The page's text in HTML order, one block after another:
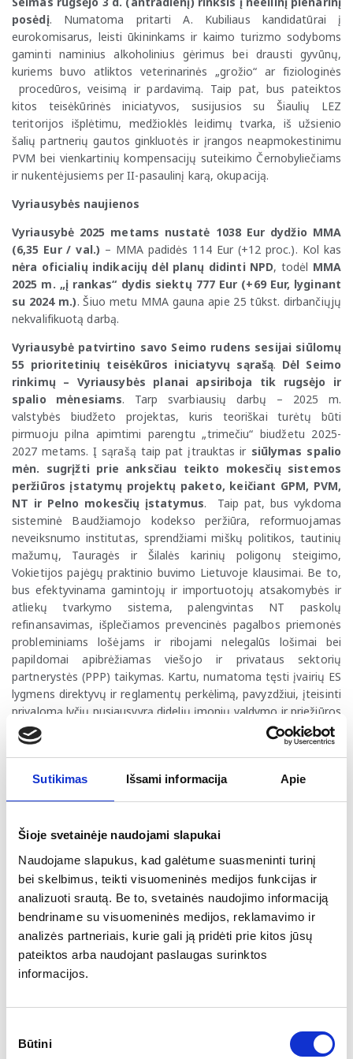
Sutikimas Išsami informacija Apie
Šioje svetainėje naudojami slapukai
Naudojame slapukus, kad galėtume suasmeninti turinį
bei skelbimus, teikti visuomeninės medijos funkcijas ir
analizuoti srautą. Be to, svetainės naudojimo informaciją
bendriname su visuomeninės medijos, reklamavimo ir
analizės partneriais, kurie gali ją pridėti prie kitos jūsų
pateiktos arba naudojant paslaugas surinktos
informacijos.
pasirinkimas
Būtini
posėdį. Numatoma pritarti A. Kubiliaus kandidatūrai į
eurokomisarus, leisti ūkininkams ir kaimo turizmo sodyboms
gaminti naminius alkoholinius gėrimus bei drausti gyvūnų,
kuriems buvo atliktos veterinarinės „grožio“ ar fiziologinės
procedūros, veisimą ir pardavimą. Taip pat, bus pateiktos
kitos teisėkūrinės iniciatyvos, susijusios su Šiaulių LEZ
teritorijos išplėtimu, medžioklės leidimų tvarka, iš užsienio
šalių partnerių gautos ginkluotės ir įrangos neapmokestinimu
PVM bei vienkartinių kompensacijų suteikimo Černobyliečiams
ir nukentėjusiems per II-pasaulinį karą, okupaciją.
Vyriausybės naujienos
Vyriausybė 2025 metams nustatė 1038 Eur dydžio MMA
(6,35 Eur / val.) – MMA padidės 114 Eur (+12 proc.). Kol kas
nėra oficialių indikacijų dėl planų didinti NPD, todėl MMA
2025 m. „į rankas“ dydis siektų 777 Eur (+69 Eur, lyginant
su 2024 m.). Šiuo metu MMA gauna apie 25 tūkst. dirbančiųjų
nekvalifikuotą darbą.
Vyriausybė patvirtino savo Seimo rudens sesijai siūlomų
55 prioritetinių teisėkūros iniciatyvų sąrašą. Dėl Seimo
rinkimų – Vyriausybės planai apsiriboja tik rugsėjo ir
spalio mėnesiams. Tarp svarbiausių darbų – 2025 m.
valstybės biudžeto projektas, kuris teoriškai turėtų būti
pirmuoju pilna apimtimi parengtu „trimečiu“ biudžetu 2025-
2027 metams. Į sąrašą taip pat įtrauktas ir siūlymas spalio
mėn. sugrįžti prie anksčiau teikto mokesčių sistemos
peržiūros įstatymų projektų paketo, keičiant GPM, PVM,
NT ir Pelno mokesčių įstatymus. Taip pat, bus vykdoma
sisteminė Baudžiamojo kodekso peržiūra, reformuojamas
neveiksnumo institutas, sprendžiami miškų politikos, tautinių
mažumų, Tauragės ir Šilalės karinių poligonų steigimo,
Vokietijos pajėgų praktinio buvimo Lietuvoje klausimai. Be to,
bus efektyvinama gamintojų ir importuotojų atsakomybės ir
atliekų tvarkymo sistema, palengvintas NT paskolų
refinansavimas, išplečiamos prevencinės pagalbos priemonės
probleminiams lošėjams ir ribojami nelegalūs lošimai bei
papildomai apibrėžiamas viešojo ir privataus sektorių
partnerystės (PPP) taikymas. Kartu, numatoma tęsti įvairių ES
lygmens direktyvų ir reglamentų perkėlimą, pavyzdžiui, įteisinti
privalomą lyčių pusiausvyrą didelių įmonių valdymo ir priežiūros
organuose, perkelti CER ir RED III direktyvas, realizuoti naujus
europinius produktų saugos standartus ir kt.
Plungėje įvyko Vidaus reikalų ministerijos 6-ąjį kartą
plėtros planų įgyvendinimas ir jų lankstumas reaguojant į
besikeičiančią aplinką bei kūrybinių industrijų potencialas
ateities ekonomikoje.
Rinkimų naujienos
Rinkiminėse apklausose pirmaujančios Socialdemokratų
partijos pirmininkėV. Blinkevičiūtė informavo, jog partijai
surinkus daugiausiai balsų Seimo rinkimuose, ji pati
užimtų Ministrės Pirmininkės pareigas
krikščioniams demokratams laimėjus rinkimus – jiantrą
Kitos naujienos